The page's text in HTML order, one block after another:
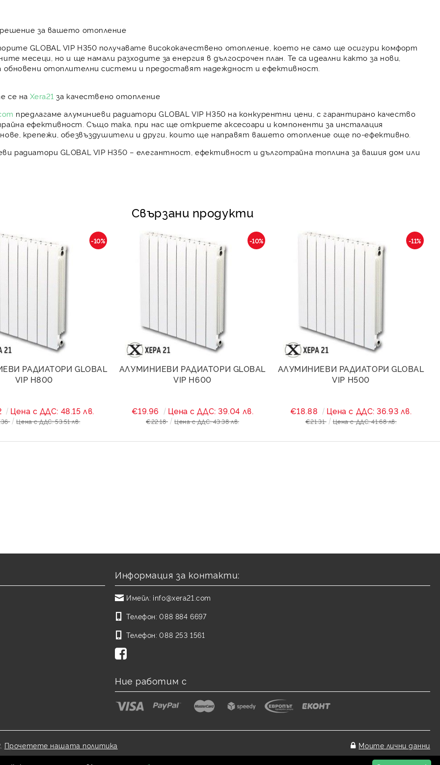
за вашето отопление
GLOBAL VIP H350 получавате висококачествено отопление , което не само ще осигури комфорт
месеци, но и ще намали разходите за енергия в дългосрочен план. Те са идеални както за нови,
обновени отоплителни системи и предоставят надеждност и ефективност
се наXera21 за качествено отопление
предлагамеалуминиеви радиатори GLOBAL VIP H350 на конкурентни цени, с гарантирано качество
ефективност. Също така, при нас ще откриетеаксесоари и компоненти за инсталация
крепежи обезвъздушители и други, които ще направят вашето отопление още по-ефективно.
радиатори GLOBAL VIP H350 – елегантност, ефективност и дълготрайна топлина за вашия дом или
Свързани продукти
РАДИАТОРИ GLOBAL
VIP H800
-10%
Цена с ДДС: 48.15 лв.
Цена с ДДС: 53.51 лв.
АЛУМИНИЕВИ РАДИАТОРИ GLOBAL
VIP H600
-10%
€19.96 Цена с ДДС: 39.04 лв.
€22.18 Цена с ДДС: 43.38 лв.
АЛУМИНИЕВИ РАДИАТОРИ GLOBAL
VIP H500
-11%
€18.88 Цена с ДДС: 36.93 лв.
€21.31 Цена с ДДС: 41.68 лв.
Информация за контакти:
Имейл: info@xera21.com
Телефон: 088 884 6697
Телефон: 088 253 1561
Ние работим с
Прочетете нашата политика Моите лични данни